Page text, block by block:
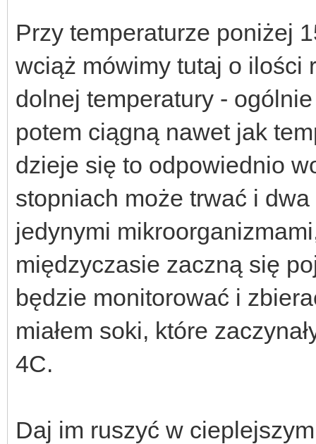
Przy temperaturze poniżej
wciąż mówimy tutaj o ilości
dolnej temperatury -
potem ciągną nawet jak
dzieje się to odpowiednio
stopniach może trwać i
jedynymi
międzyczasie zaczną się
będzie monitorować i
miałem soki, które
4C.
Daj im ruszyć w